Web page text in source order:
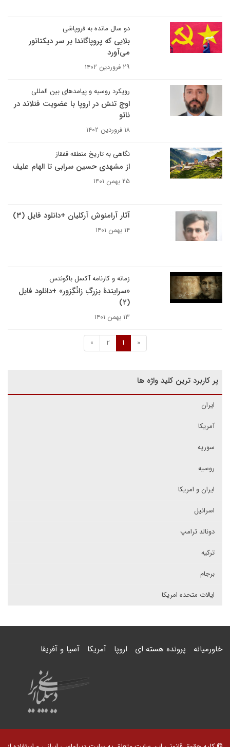
دو سال مانده به فروپاشی
بلایی که پروپاگاندا بر سر دیکتاتور
می‌آورد
۲۹ فروردین ۱۴۰۲
رویکرد روسیه و پیامدهای بین المللی
اوج تنش در اروپا با عضویت فنلاند در
ناتو
۱۸ فروردین ۱۴۰۲
نگاهی به تاریخ منطقه قفقاز
از مشهدی حسین سرابی تا الهام علیف
۲۵ بهمن ۱۴۰۱
آثار آرامنوش آرکلیان +دانلود فایل (۳)
۱۴ بهمن ۱۴۰۱
زمانه و کارنامه آکسل باگونتس
«سرایندهٔ بزرگِ زانْگِزور» +دانلود فایل
(۲)
۱۳ بهمن ۱۴۰۱
«
1
2
»
پر کاربرد ترین کلید واژه ها
ایران
آمریکا
سوریه
روسیه
ایران و امریکا
اسرائیل
دونالد ترامپ
ترکیه
برجام
ایالات متحده امریکا
خاورمیانه پرونده هسته ای اروپا آمریکا آسیا و آفریقا